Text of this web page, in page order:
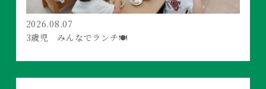
2026.08.07
3歳児 みんなでランチ🍽️